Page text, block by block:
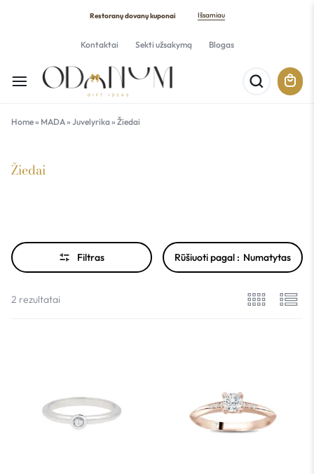
Restoranų dovanų kuponai Išsamiau
Kontaktai Sekti užsakymą Blogas
Home» MADA» Juvelyrika» Žiedai
Žiedai
Filtras Rūšiuoti pagal : Numatytas
2 rezultatai